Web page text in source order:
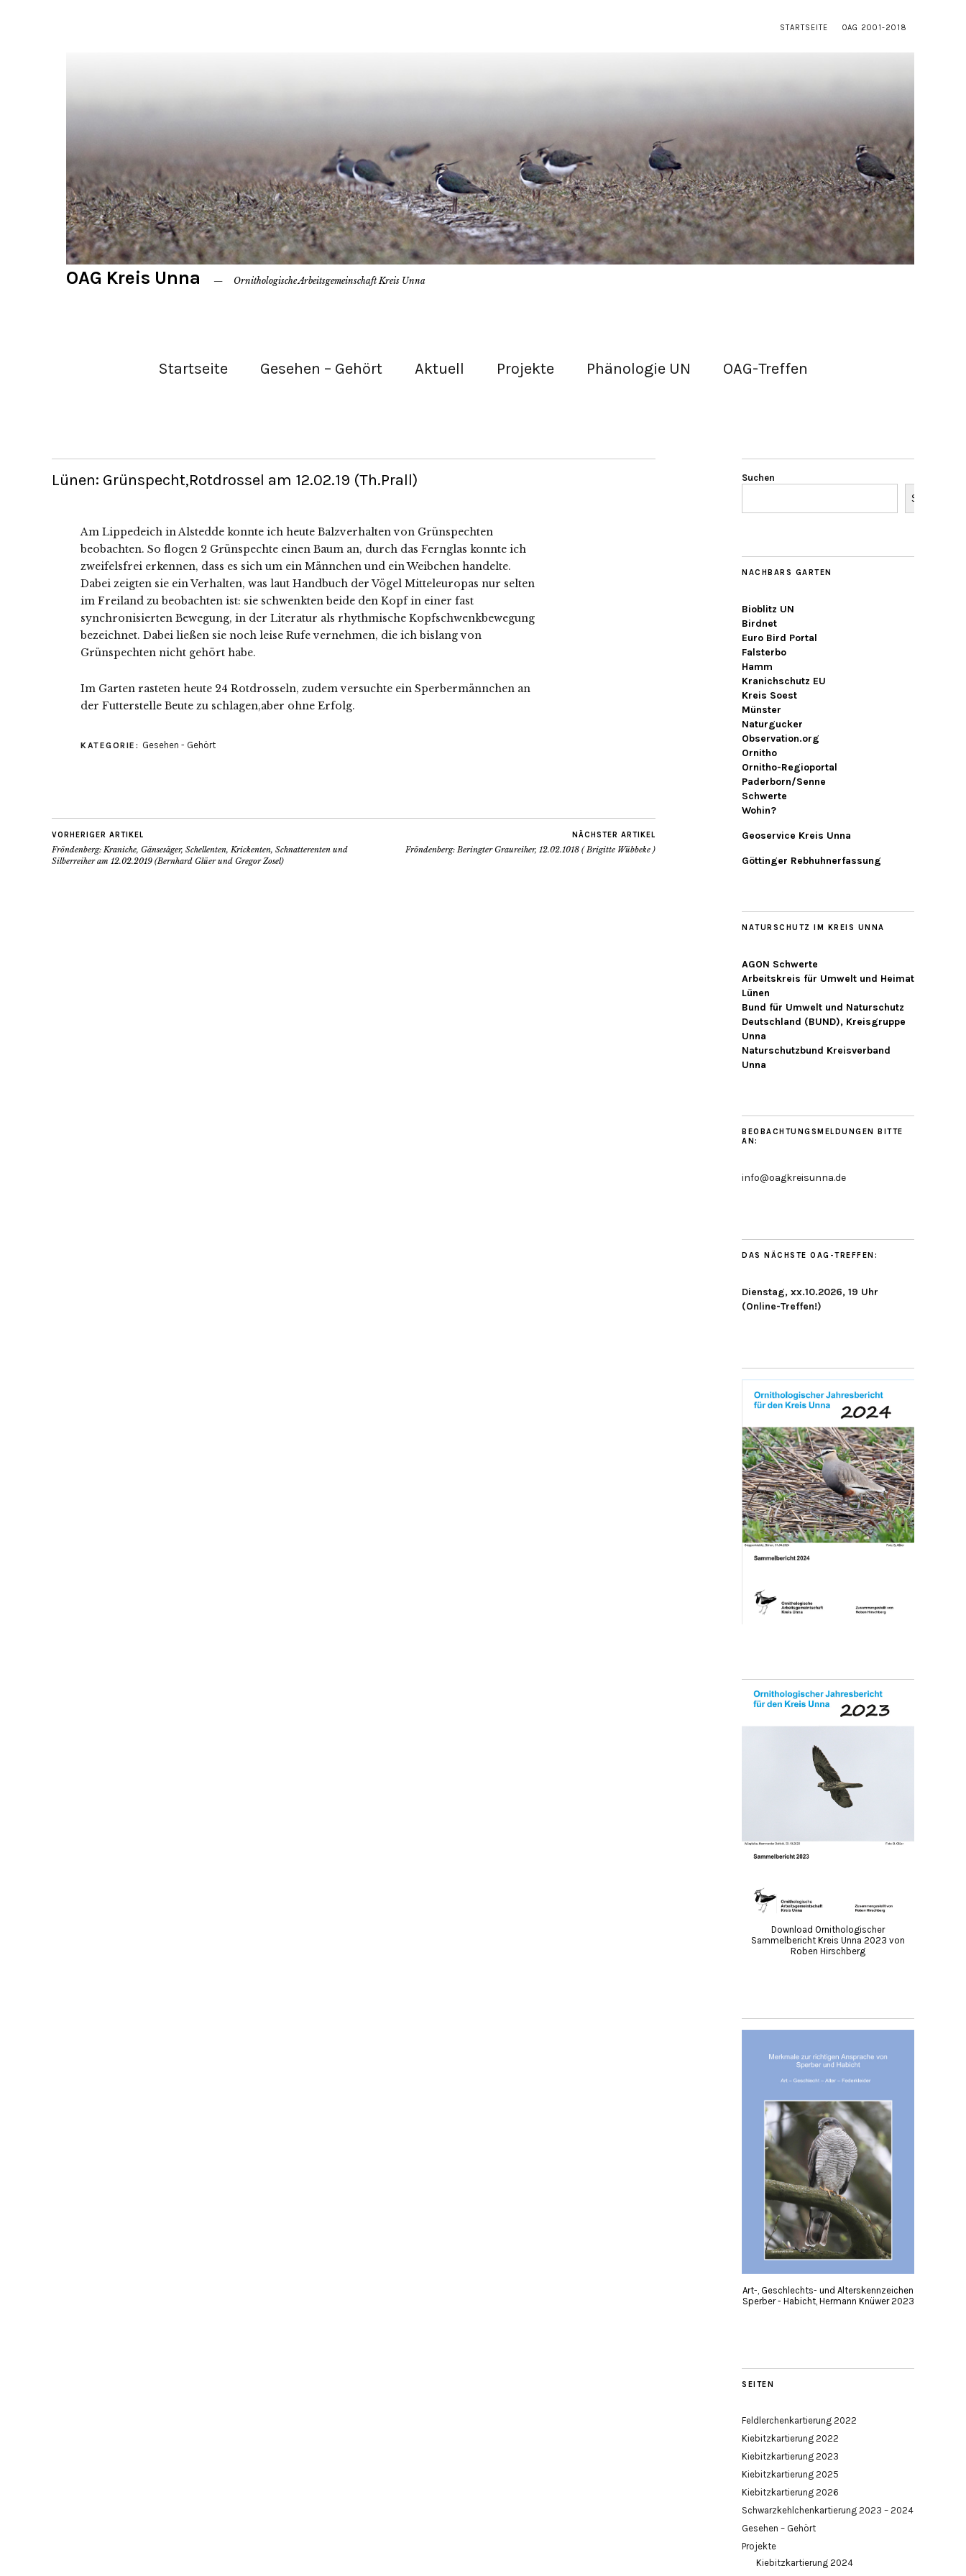
STARTSEITE OAG 2001-2018
OAG Kreis Unna Ornithologische Arbeitsgemeinschaft Kreis Unna
Startseite Gesehen – Gehört Aktuell Projekte Phänologie UN OAG-Treffen
Lünen: Grünspecht,Rotdrossel am 12.02.19 (Th.Prall)
Am Lippedeich in Alstedde konnte ich heute Balzverhalten von Grünspechten
beobachten. So flogen 2 Grünspechte einen Baum an, durch das Fernglas konnte ich
zweifelsfrei erkennen, dass es sich um ein Männchen und ein Weibchen handelte.
Dabei zeigten sie ein Verhalten, was laut Handbuch der Vögel Mitteleuropas nur selten
im Freiland zu beobachten ist: sie schwenkten beide den Kopf in einer fast
synchronisierten Bewegung, in der Literatur als rhythmische Kopfschwenkbewegung
bezeichnet. Dabei ließen sie noch leise Rufe vernehmen, die ich bislang von
Grünspechten nicht gehört habe.
Im Garten rasteten heute 24 Rotdrosseln, zudem versuchte ein Sperbermännchen an
der Futterstelle Beute zu schlagen,aber ohne Erfolg.
KATEGORIE: Gesehen - Gehört
VORHERIGER ARTIKEL
Fröndenberg: Kraniche, Gänsesäger, Schellenten, Krickenten, Schnatterenten und
Silberreiher am 12.02.2019 (Bernhard Glüer und Gregor Zosel)
NÄCHSTER ARTIKEL
Fröndenberg: Beringter Graureiher, 12.02.1018 ( Brigitte Wübbeke )
Suchen
Suchen
NACHBARS GARTEN
Bioblitz UN
Birdnet
Euro Bird Portal
Falsterbo
Hamm
Kranichschutz EU
Kreis Soest
Münster
Naturgucker
Observation.org
Ornitho
Ornitho-Regioportal
Paderborn/Senne
Schwerte
Wohin?
Geoservice Kreis Unna
Göttinger Rebhuhnerfassung
NATURSCHUTZ IM KREIS UNNA
AGON Schwerte
Arbeitskreis für Umwelt und Heimat
Lünen
Bund für Umwelt und Naturschutz
Deutschland (BUND), Kreisgruppe
Unna
Naturschutzbund Kreisverband
Unna
BEOBACHTUNGSMELDUNGEN BITTE
AN:
info@oagkreisunna.de
DAS NÄCHSTE OAG-TREFFEN:
Dienstag, xx.10.2026, 19 Uhr
(Online-Treffen!)
Download Ornithologischer
Sammelbericht Kreis Unna 2023 von
Roben Hirschberg
Art-, Geschlechts- und Alterskennzeichen
Sperber - Habicht, Hermann Knüwer 2023
SEITEN
Feldlerchenkartierung 2022
Kiebitzkartierung 2022
Kiebitzkartierung 2023
Kiebitzkartierung 2025
Kiebitzkartierung 2026
Schwarzkehlchenkartierung 2023 – 2024
Gesehen – Gehört
Projekte
Kiebitzkartierung 2024